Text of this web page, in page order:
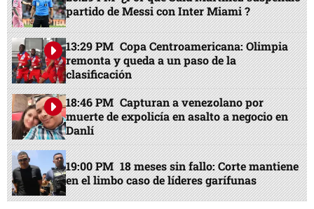
partido de Messi con Inter Miami ?
13:29 PM Copa Centroamericana: Olimpia
remonta y queda a un paso de la
clasificación
18:46 PM Capturan a venezolano por
muerte de expolicía en asalto a negocio en
Danlí
19:00 PM 18 meses sin fallo: Corte mantiene
en el limbo caso de líderes garífunas